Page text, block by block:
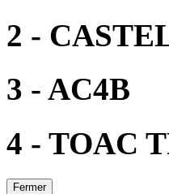
2 -
3 - AC4B
4 - TOAC
Fermer